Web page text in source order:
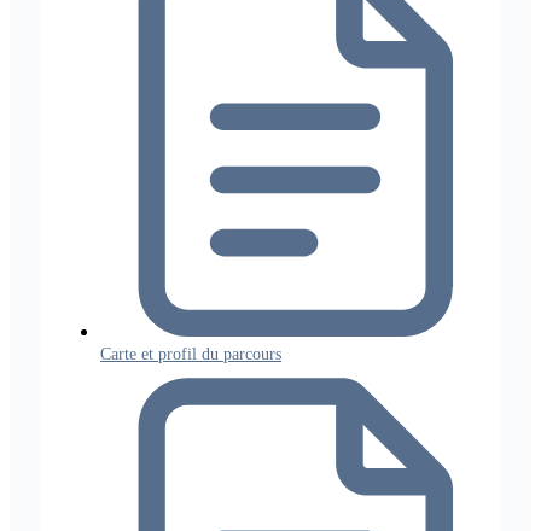
Carte et profil du parcours